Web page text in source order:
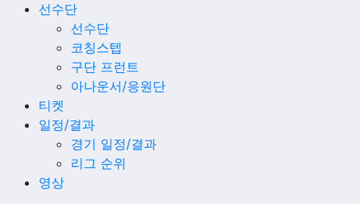
선수단
선수단
코칭스텝
구단 프런트
아나운서/응원단
티켓
일정/결과
경기 일정/결과
리그 순위
영상